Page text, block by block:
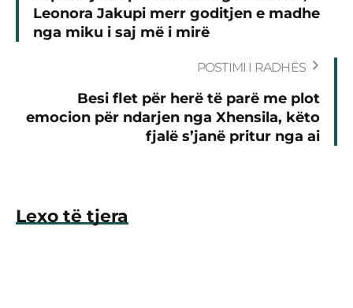
Leonora Jakupi merr goditjen e madhe
nga miku i saj më i mirë
POSTIMI I RADHËS
Besi flet për herë të parë me plot
emocion për ndarjen nga Xhensila, këto
fjalë s’janë pritur nga ai
Lexo të tjera